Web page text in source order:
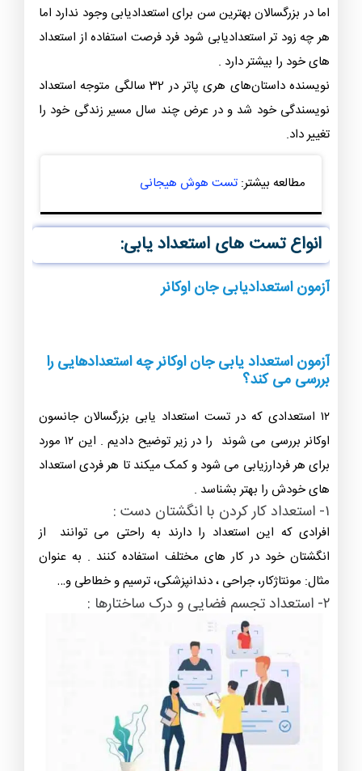
اما در بزرگسالان بهترین سن برای استعدادیابی وجود ندارد اما
هر چه زود تر استعدادیابی شود فرد فرصت استفاده از استعداد
های خود را بیشتر دارد .
نویسنده داستان‌های هری پاتر در 32 سالگی متوجه استعداد
نویسندگی خود شد و در عرض چند سال مسیر زندگی خود را
تغییر داد.
مطالعه بیشتر: تست هوش هیجانی
انواع تست های استعداد یابی:
آزمون استعدادیابی جان اوکانر
آزمون استعداد یابی جان اوکانر چه استعدادهایی را
بررسی می کند؟
۱۲ استعدادی که در تست استعداد یابی بزرگسالان جانسون
اوکانر بررسی می شوند را در زیر توضیح دادیم . این ۱۲ مورد
برای هر فردارزیابی می شود و کمک میکند تا هر فردی استعداد
های خودش را بهتر بشناسد .
۱- استعداد کار کردن با انگشتان دست :
افرادی که این استعداد را دارند به راحتی می توانند از
انگشتان خود در کار های مختلف استفاده کنند . به عنوان
مثال: مونتاژکار، جراحی ، دندانپزشکی، ترسیم و خطاطی و…
۲- استعداد تجسم فضایی و درک ساختارها :